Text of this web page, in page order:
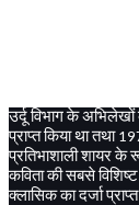
उर्दूविभागकेअभिलेखों
प्राप्तकियाथातथा
प्रतिभाशालीशायरके
कविताकीसबसेविशिष्ट
क्लासिककादर्जाप्राप्त